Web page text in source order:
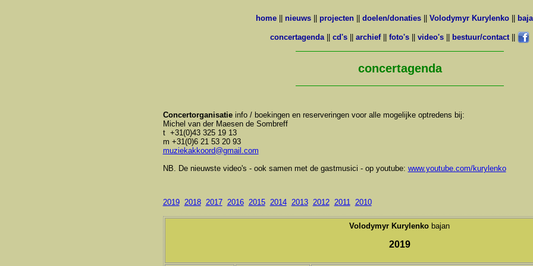
home nieuws projecten doelen/donaties Volodymyr Kurylenko
concertagenda || cd's || archief || foto's || video's || bestuur/contact ||
concertagenda
Concertorganisatieinfo / boekingen en reserveringen voor alle mogelijke optredens bij:
Michel van der Maesen de Sombreff
t +31(0)43 325 19 13
m +31(0)6 21 53 20 93
muziekakkoord@gmail.com
NB. De nieuwste video's - ook samen met de gastmusici - op youtube: www.youtube.com/kurylenko
2019 2018 2017 2016 2015 2014 2013 2012 2011 2010
Volodymyr Kurylenko bajan
2019